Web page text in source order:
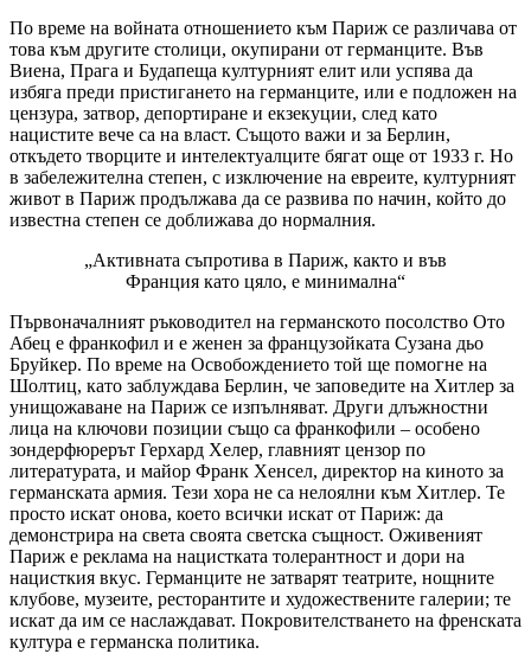
По време на войната отношението към Париж се различава от
това към другите столици, окупирани от германците. Във
Виена, Прага и Будапеща културният елит или успява да
избяга преди пристигането на германците, или е подложен на
цензура, затвор, депортиране и екзекуции, след като
нацистите вече са на власт. Същото важи и за Берлин,
откъдето творците и интелектуалците бягат още от 1933 г. Но
в забележителна степен, с изключение на евреите, културният
живот в Париж продължава да се развива по начин, който до
известна степен се доближава до нормалния.
„Активната съпротива в Париж, както и във
Франция като цяло, е минимална“
Първоначалният ръководител на германското посолство Ото
Абец е франкофил и е женен за французойката Сузана дьо
Бруйкер. По време на Освобождението той ще помогне на
Шолтиц, като заблуждава Берлин, че заповедите на Хитлер за
унищожаване на Париж се изпълняват. Други длъжностни
лица на ключови позиции също са франкофили – особено
зондерфюрерът Герхард Хелер, главният цензор по
литературата, и майор Франк Хенсел, директор на киното за
германската армия. Тези хора не са нелоялни към Хитлер. Те
просто искат онова, което всички искат от Париж: да
демонстрира на света своята светска същност. Оживеният
Париж е реклама на нацистката толерантност и дори на
нацисткия вкус. Германците не затварят театрите, нощните
клубове, музеите, ресторантите и художествените галерии; те
искат да им се наслаждават. Покровителстването на френската
култура е германска политика.